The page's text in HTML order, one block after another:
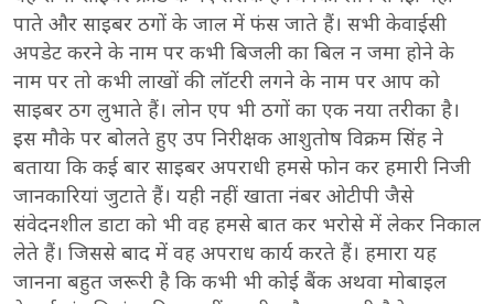
पाते और साइबर ठगों के जाल में फंस जाते हैं। सभी केवाईसी
अपडेट करने के नाम पर कभी बिजली का बिल न जमा होने के
नाम पर तो कभी लाखों की लॉटरी लगने के नाम पर आप को
साइबर ठग लुभाते हैं। लोन एप भी ठगों का एक नया तरीका है।
इस मौके पर बोलते हुए उप निरीक्षक आशुतोष विक्रम सिंह ने
बताया कि कई बार साइबर अपराधी हमसे फोन कर हमारी निजी
जानकारियां जुटाते हैं। यही नहीं खाता नंबर ओटीपी जैसे
संवेदनशील डाटा को भी वह हमसे बात कर भरोसे में लेकर निकाल
लेते हैं। जिससे बाद में वह अपराध कार्य करते हैं। हमारा यह
जानना बहुत जरूरी है कि कभी भी कोई बैंक अथवा मोबाइल